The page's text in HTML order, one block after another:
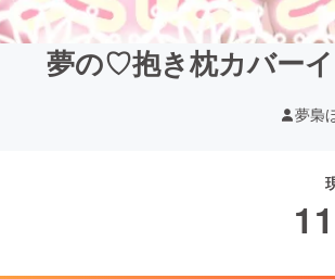
夢の♡抱き枕カバー
夢梟